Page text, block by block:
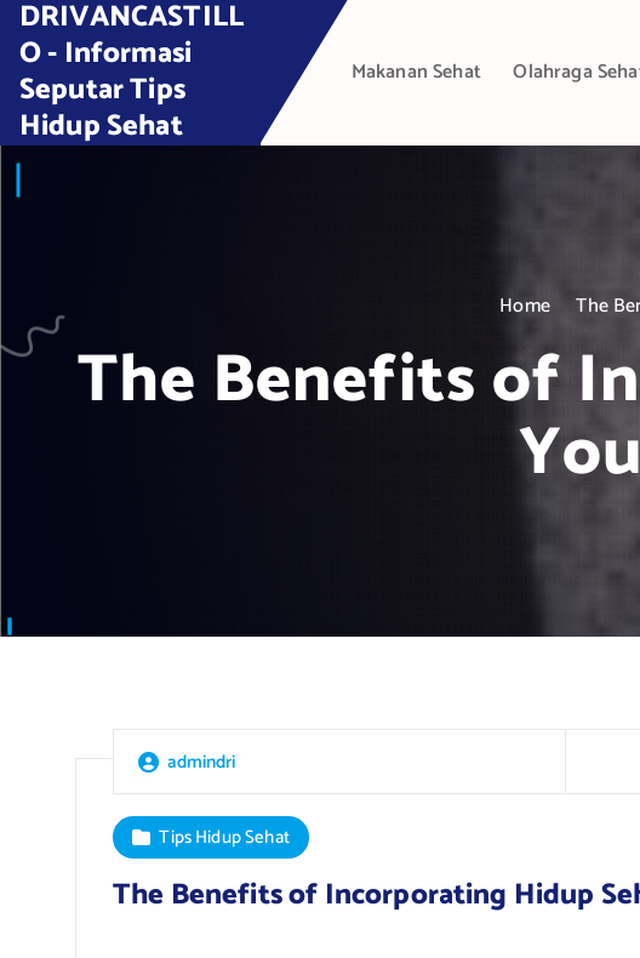
n
DRIVANCASTILL
O - Informasi
Seputar Tips
Hidup Sehat
Makanan Sehat Olahraga
Home The
The Benefits of
admindri
Tips Hidup Sehat
The Benefits of Incorporating Hidup